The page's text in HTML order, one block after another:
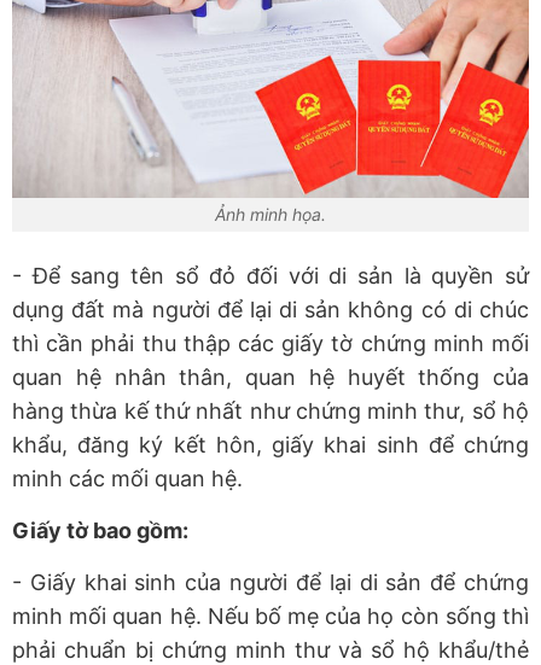
Ảnh minh họa.
- Để sang tên sổ đỏ đối với di sản là quyền sử
dụng đất mà người để lại di sản không có di chúc
thì cần phải thu thập các giấy tờ chứng minh mối
quan hệ nhân thân, quan hệ huyết thống của
hàng thừa kế thứ nhất như chứng minh thư, sổ hộ
khẩu, đăng ký kết hôn, giấy khai sinh để chứng
minh các mối quan hệ.
Giấy tờ bao gồm:
- Giấy khai sinh của người để lại di sản để chứng
minh mối quan hệ. Nếu bố mẹ của họ còn sống thì
phải chuẩn bị chứng minh thư và sổ hộ khẩu/thẻ